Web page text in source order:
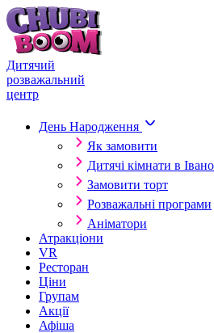
Skip to content
Дитячий
розважальний
центр
День Народження
Як замовити
Дитячі кімнати в
Замовити торт
Розважальні програми
Аніматори
Атракціони
VR
Ресторан
Ціни
Групам
Акції
Афіша